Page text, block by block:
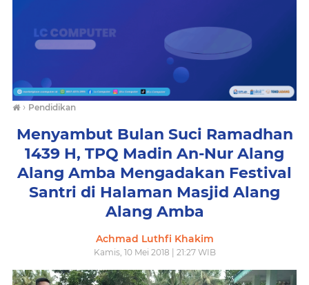
› Pendidikan
Menyambut Bulan Suci Ramadhan
1439 H, TPQ Madin An-Nur Alang
Alang Amba Mengadakan Festival
Santri di Halaman Masjid Alang
Alang Amba
Achmad Luthfi Khakim
Kamis, 10 Mei 2018 | 21:27 WIB